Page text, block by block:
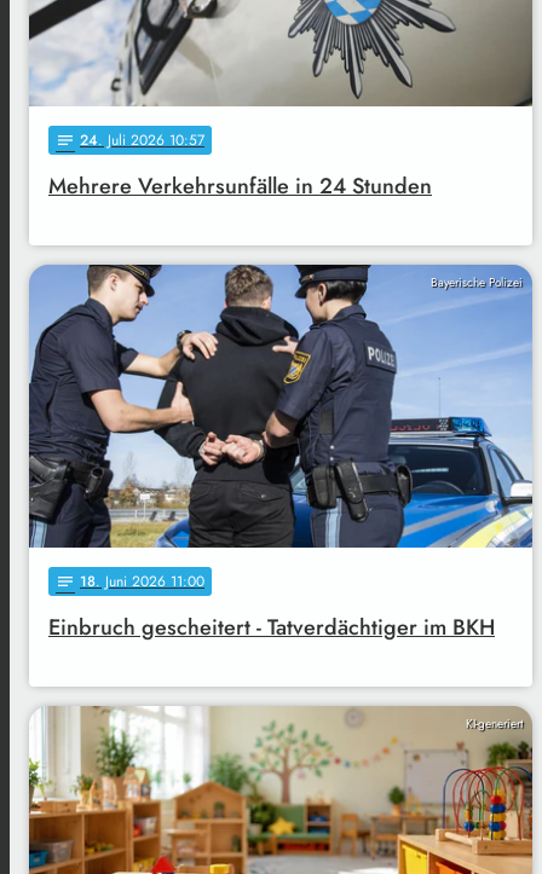
notes 24. Juli 2026 10:57
Mehrere Verkehrsunfälle in 24 Stunden
Bayerische Polizei
notes 18. Juni 2026 11:00
Einbruch gescheitert - Tatverdächtiger im BKH
KI-generiert